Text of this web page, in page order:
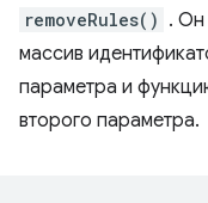
removeRules() . Он
массив
параметра и
второго параметра.